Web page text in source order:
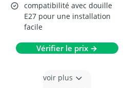
compatibilité avec douille
E27 pour une installation
facile
Vérifier le prix →
voir plus